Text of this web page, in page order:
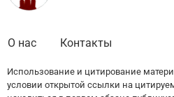
О нас Контакты
Использование и цитирование
условии открытой ссылки на